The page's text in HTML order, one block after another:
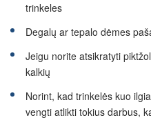
trinkeles
Degalų ar tepalo dėmes
Jeigu norite atsikratyti
kalkių
Norint, kad trinkelės kuo
vengti atlikti tokius darbus,